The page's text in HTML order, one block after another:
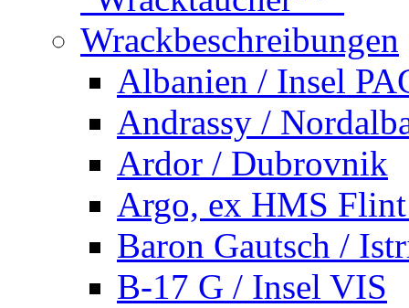
Wrackbeschreibungen
Albanien / Insel
Andrassy /
Ardor / Dubrovnik
Argo, ex HMS
Baron Gautsch /
B-17 G / Insel VIS